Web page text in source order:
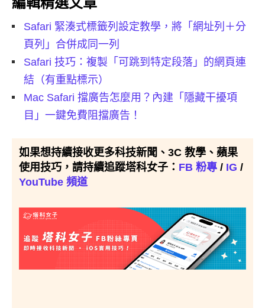
Safari 緊湊式標籤列設定教學，將「網址列＋分
頁列」合併成同一列
Safari 技巧：複製「可跳到特定段落」的網頁連
結（有重點標示）
Mac Safari 擋廣告怎麼用？內建「隱藏干擾項
目」一鍵免費阻擋廣告！
如果想持續接收更多科技新聞、3C 教學、蘋果
使用技巧，請持續追蹤塔科女子： FB 粉專 / IG /
YouTube 頻道